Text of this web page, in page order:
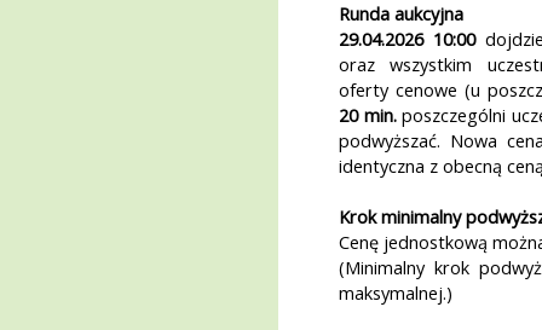
Runda aukcyjna
29.04.2026 10:00
oraz wszystkim
oferty cenowe (u
20 min.poszczególni
podwyższać. Nowa
identyczna z obecną
Krok minimalny
Cenę jednostkową
(Minimalny krok
maksymalnej.)